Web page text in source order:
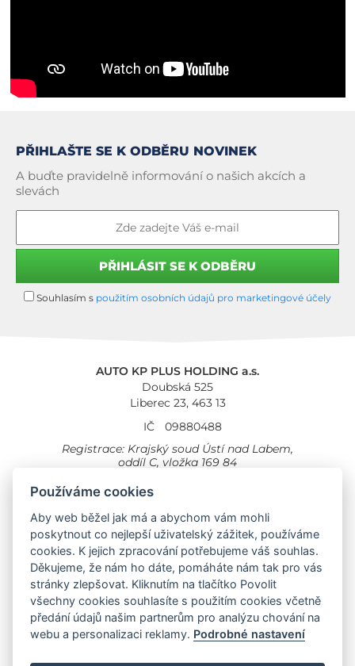
PŘIHLAŠTE SE K ODBĚRU NOVINEK
A buďte pravidelně informování o našich akcích a
slevách
Souhlasím s použitím osobních údajů pro marketingové účely
AUTO KP PLUS HOLDING a.s.
Doubská 525
Liberec 23, 463 13
IČ
09880488
Registrace: Krajský soud Ústí nad Labem,
oddíl C, vložka 169 84
Cookies Všeobecné obchodní podmínky
Provozovna Toyota
Londýnská 558
Liberec, 460 01
Provozovna Toyota Professional
Doubská 660,
Liberec 463 12
Auto KP Plus:
Používáme cookies
Aby web běžel jak má a abychom vám mohli
poskytnout co nejlepší uživatelský zážitek, používáme
cookies. K jejich zpracování potřebujeme váš souhlas.
Děkujeme, že nám ho dáte, pomáháte nám tak pro vás
stránky zlepšovat. Kliknutím na tlačítko Povolit
všechny cookies souhlasíte s použitím cookies včetně
předání údajů našim partnerům pro analýzu chování na
webu a personalizaci reklamy. Podrobné nastavení